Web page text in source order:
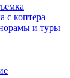
с коптера
и туры